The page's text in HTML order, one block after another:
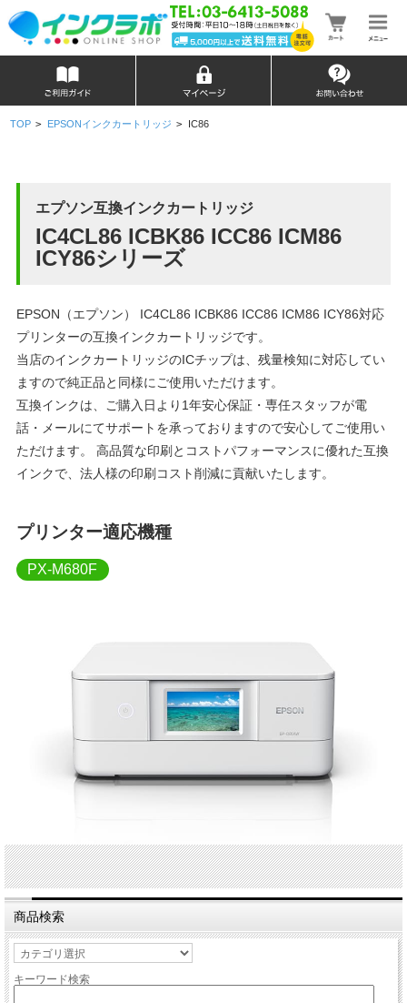
TOP > EPSONインクカートリッジ > IC86
エプソン互換インクカートリッジ
IC4CL86 ICBK86 ICC86 ICM86
ICY86シリーズ
EPSON（エプソン） IC4CL86 ICBK86 ICC86 ICM86 ICY86対応
プリンターの互換インクカートリッジです。
当店のインクカートリッジのICチップは、残量検知に対応してい
ますので純正品と同様にご使用いただけます。
互換インクは、ご購入日より1年安心保証・専任スタッフが電
話・メールにてサポートを承っておりますので安心してご使用い
ただけます。 高品質な印刷とコストパフォーマンスに優れた互換
インクで、法人様の印刷コスト削減に貢献いたします。
プリンター適応機種
PX-M680F
商品検索
キーワード検索